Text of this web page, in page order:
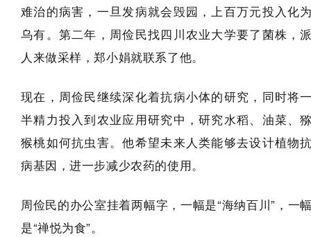
难治的病害，一旦发病就会毁园，上百万元投入化
乌有。第二年，周俭民找四川农业大学要了菌株，
人来做采样，郑小娟就联系了他。
现在，周俭民继续深化着抗病小体的研究，同时将
半精力投入到农业应用研究中，研究水稻、油菜、
猴桃如何抗虫害。他希望未来人类能够去设计植物
病基因，进一步减少农药的使用。
周俭民的办公室挂着两幅字，一幅是“海纳百川”，一
是“禅悦为食”。